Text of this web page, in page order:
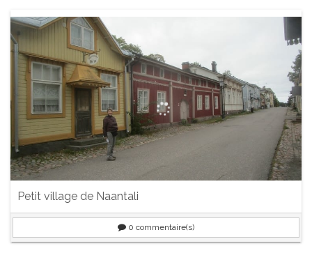
Petit village de Naantali
0 commentaire(s)